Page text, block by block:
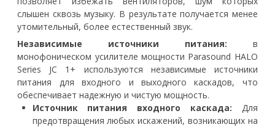
слышен сквозь музыку. В результате получается менее
утомительный, более естественный звук.
Независимые источники питания: в
монофоническом усилителе мощности Parasound HALO
Series JC 1+ используются независимые источники
питания для входного и выходного каскадов, что
обеспечивает надежную и чистую мощность.
Источник питания входного каскада: Для
предотвращения любых искажений, возникающих на